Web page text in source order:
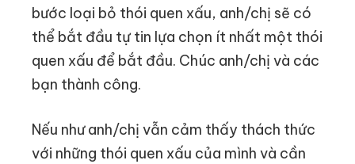
bước loại bỏ thói quen xấu, anh/chị sẽ có
thể bắt đầu tự tin lựa chọn ít nhất một thói
quen xấu để bắt đầu. Chúc anh/chị và các
bạn thành công.
Nếu như anh/chị vẫn cảm thấy thách thức
với những thói quen xấu của mình và cần